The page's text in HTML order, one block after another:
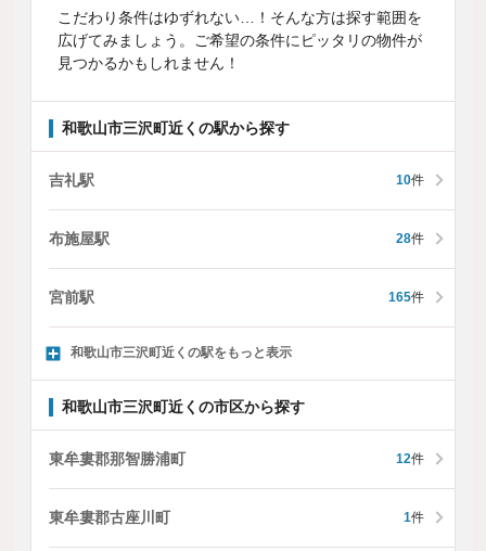
こだわり条件はゆずれない…！そんな方は探す範囲を
広げてみましょう。ご希望の条件にピッタリの物件が
見つかるかもしれません！
和歌山市三沢町近くの駅から探す
吉礼駅 10件
布施屋駅 28件
宮前駅 165件
和歌山市三沢町近くの駅をもっと表示
和歌山市三沢町近くの市区から探す
東牟婁郡那智勝浦町 12件
東牟婁郡古座川町 1件